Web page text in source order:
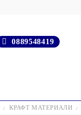
0889548419
КРАФТ МАТЕРИАЛИ